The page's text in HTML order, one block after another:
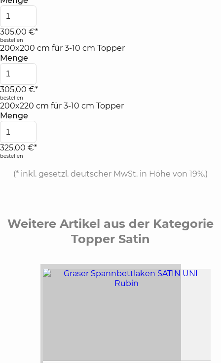
305,00 €*
bestellen
200x200 cm für 3-10 cm Topper
Menge
305,00 €*
bestellen
200x220 cm für 3-10 cm Topper
Menge
325,00 €*
bestellen
(* inkl. gesetzl. deutscher MwSt. in Höhe von 19%.)
Weitere Artikel aus der Kategorie
Topper Satin